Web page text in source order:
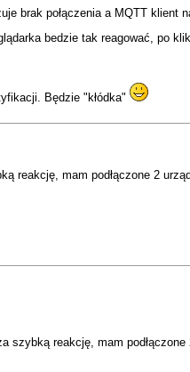
brak połączenia a MQTT klient
bedzie tak reagować, po
Będzie "kłódka"
reakcję, mam podłączone 2
szybką reakcję, mam podłączone